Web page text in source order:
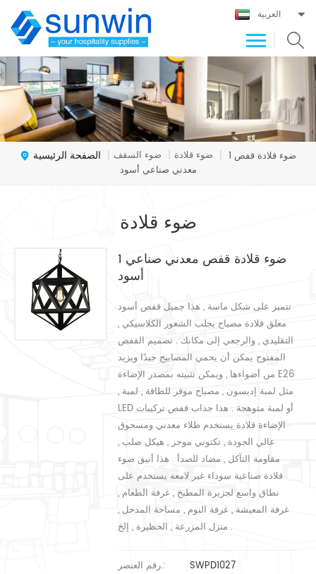
العربية
الصفحة الرئيسية | ضوء السقف | ضوء قلادة | 1 ضوء قلادة قفص
معدني صناعي أسود
ضوء قلادة
1 ضوء قلادة قفص معدني صناعي
أسود
تتميز على شكل ماسة , هذا جميل قفص أسود
معلق قلادة مصباح يجلب الشعور الكلاسيكي ,
التقليدي , والرجعي إلى مكانك . تصميم القفص
المفتوح يمكن أن يحمي المصابيح جيدًا ويزيد
من أضواءها , ويمكن تثبيته بمصدر الإضاءة E26
, مثل لمبة إديسون , مصباح موفر للطاقة , لمبة
LED أو لمبة متوهجة . هذا جذاب قفص تركيبات
الإضاءة قلادة يستخدم طلاء معدني ومسحوق
عالي الجودة , تكتوني موجز , هيكل صلب ,
مقاومة التآكل , مضاد للصدأ . هذا أنيق ضوء
قلادة صناعية سوداء غير لامعة يستخدم على
نطاق واسع لجزيرة المطبخ , غرفة الطعام ,
غرفة المعيشة , غرفة النوم , مساحة المدخل ,
منزل المزرعة , الحظيرة , إلخ .
رقم العنصر.:
SWPD1027